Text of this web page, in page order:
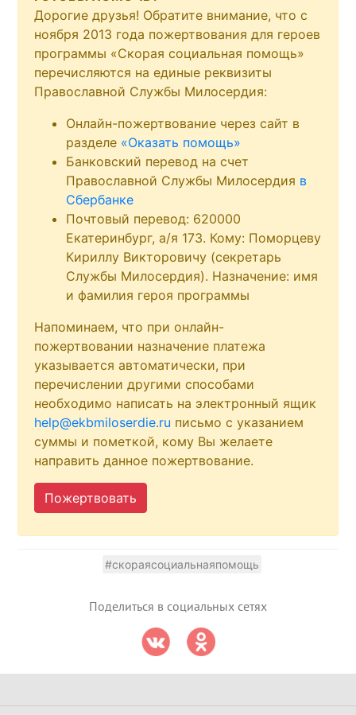
Дорогие друзья! Обратите внимание, что с
ноября 2013 года пожертвования для героев
программы «Скорая социальная помощь»
перечисляются на единые реквизиты
Православной Службы Милосердия:
Онлайн-пожертвование через сайт в
разделе «Оказать помощь»
Банковский перевод на счет
Православной Службы Милосердия в
Сбербанке
Почтовый перевод: 620000
Екатеринбург, а/я 173. Кому: Поморцеву
Кириллу Викторовичу (секретарь
Службы Милосердия). Назначение: имя
и фамилия героя программы
Напоминаем, что при онлайн-
пожертвовании назначение платежа
указывается автоматически, при
перечислении другими способами
необходимо написать на электронный ящик
help@ekbmiloserdie.ru письмо с указанием
суммы и пометкой, кому Вы желаете
направить данное пожертвование.
Пожертвовать
#скораясоциальнаяпомощь
Поделиться в социальных сетях